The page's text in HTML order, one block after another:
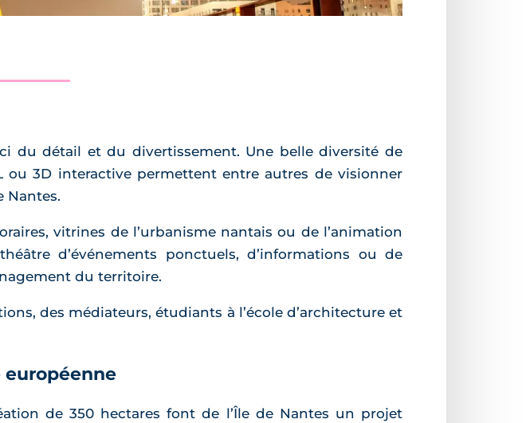
du détail et du divertissement. Une belle diversité de
ou 3D interactive permettent entre autres de visionner
Nantes.
vitrines de l’urbanisme nantais ou de l’animation
d’événements ponctuels, d’informations ou de
du territoire.
des médiateurs, étudiants à l’école d’architecture et
européenne
de 350 hectares font de l’Île de Nantes un projet